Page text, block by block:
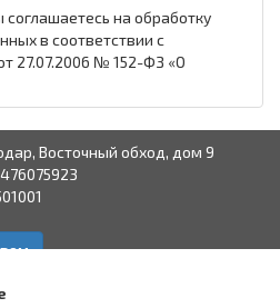
на обработку
в соответствии с
27.07.2006 № 152-ФЗ «О
Восточный обход, дом 9